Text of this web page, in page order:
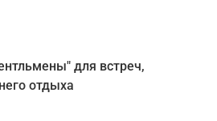
для встреч,
отдыха